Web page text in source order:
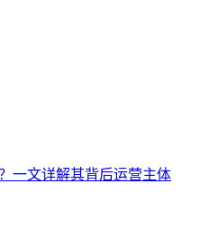
一文详解其背后运营主体